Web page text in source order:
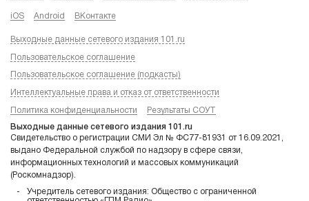
iOS Android ВКонтакте
Выходные данные сетевого издания 101.ru
Пользовательское соглашение
Пользовательское соглашение (подкасты)
Интеллектуальные права и отказ от ответственности
Политика конфиденциальности Результаты СОУТ
Выходные данные сетевого издания 101.ru
Свидетельство о регистрации СМИ Эл № ФС77-81931 от 16.09.2021,
выдано Федеральной службой по надзору в сфере связи,
информационных технологий и массовых коммуникаций
(Роскомнадзор).
Учредитель сетевого издания: Общество с ограниченной